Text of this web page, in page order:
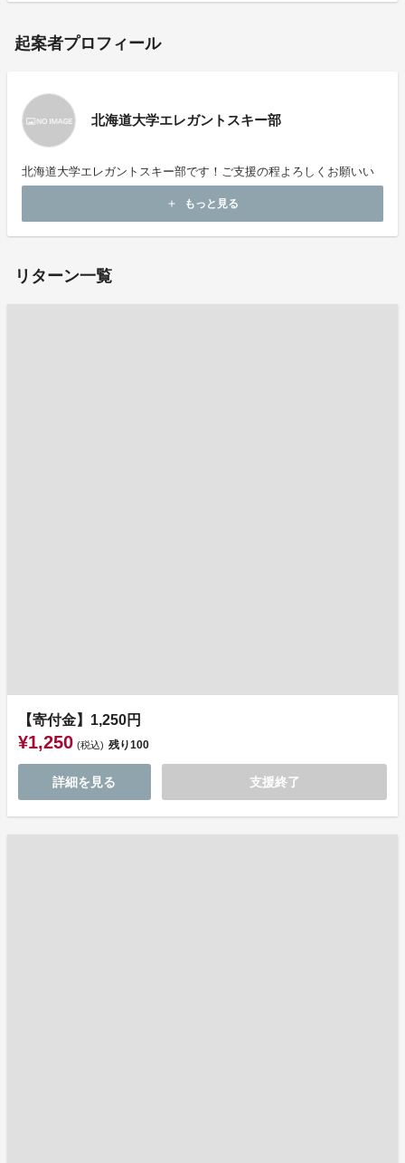
起案者プロフィール
北海道大学エレガントスキー部
北海道大学エレガントスキー部です！ご支援の程よろしくお願いい
たします！
add もっと見る
リターン一覧
【寄付金】1,250円
¥1,250 (税込) 残り100
詳細を見る 支援終了